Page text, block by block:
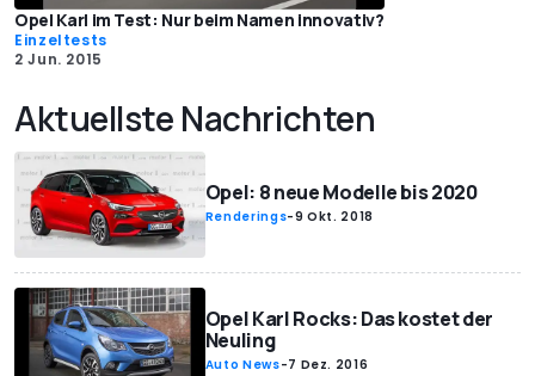
Opel Karl im Test: Nur beim Namen innovativ?
Einzeltests
2 Jun. 2015
Aktuellste Nachrichten
Opel: 8 neue Modelle bis 2020
Renderings-9 Okt. 2018
Opel Karl Rocks: Das kostet der
Neuling
Auto News-7 Dez. 2016